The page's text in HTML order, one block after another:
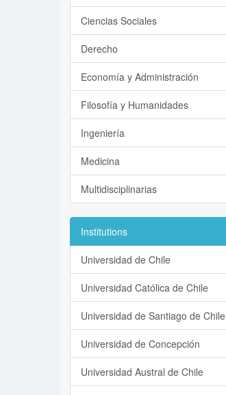
Ciencias Sociales
Derecho
Economía y Administración
Filosofía y Humanidades
Ingeniería
Medicina
Multidisciplinarias
Institutions
Universidad de Chile
Universidad Católica de Chile
Universidad de Santiago de Chile
Universidad de Concepción
Universidad Austral de Chile